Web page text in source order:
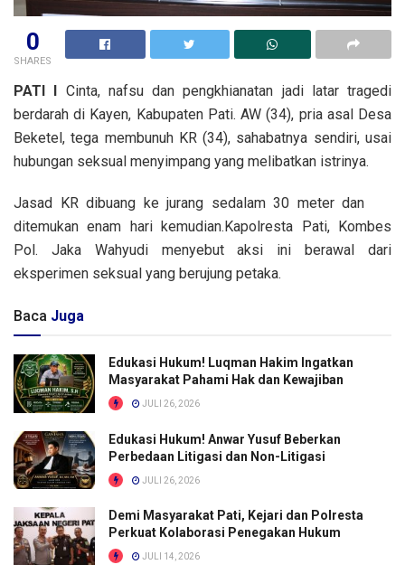
0
SHARES
PATI I
Cinta, nafsu dan pengkhianatan jadi latar tragedi
berdarah di Kayen, Kabupaten Pati. AW (34), pria asal Desa
Beketel, tega membunuh KR (34), sahabatnya sendiri, usai
hubungan seksual menyimpang yang melibatkan istrinya.
Jasad KR dibuang ke jurang sedalam 30 meter dan
ditemukan enam hari kemudian.Kapolresta Pati, Kombes
Pol. Jaka Wahyudi menyebut aksi ini berawal dari
eksperimen seksual yang berujung petaka.
Baca Juga
Edukasi Hukum! Luqman Hakim Ingatkan
Masyarakat Pahami Hak dan Kewajiban
JULI 26, 2026
Edukasi Hukum! Anwar Yusuf Beberkan
Perbedaan Litigasi dan Non-Litigasi
JULI 26, 2026
Demi Masyarakat Pati, Kejari dan Polresta
Perkuat Kolaborasi Penegakan Hukum
JULI 14, 2026